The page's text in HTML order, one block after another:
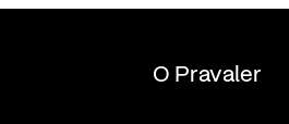
O Pravaler